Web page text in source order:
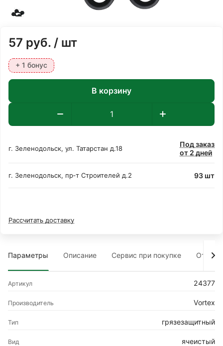
57 руб. / шт
+ 1 бонус
В корзину
г. Зеленодольск, ул. Татарстан д.18
Под заказ
от 2 дней
г. Зеленодольск, пр‑т Строителей д.2 93 шт
Рассчитать доставку
Параметры Описание Сервис при покупке Отзывы
Артикул 24377
Производитель Vortex
Тип грязезащитный
Вид ячеистый